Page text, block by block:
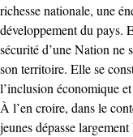
richesse nationale, une
développement du pays.
sécurité d’une Nation ne
son territoire. Elle se
l’inclusion économique
‎À l’en croire, dans le
jeunes dépasse